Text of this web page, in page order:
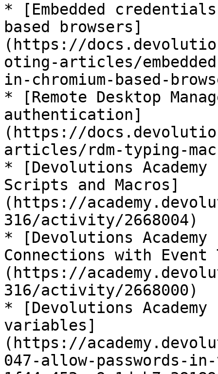
* [Embedded
based browsers]
(https://
oting-articles/
in-chromium-based-
* [Remote Desktop
authentication]
(https://
articles/rdm-typing-
* [Devolutions
Scripts and Macros]
(https://
316/activity/2668004)
* [Devolutions
Connections with
(https://
316/activity/2668000)
* [Devolutions
variables]
(https://
047-allow-passwords-